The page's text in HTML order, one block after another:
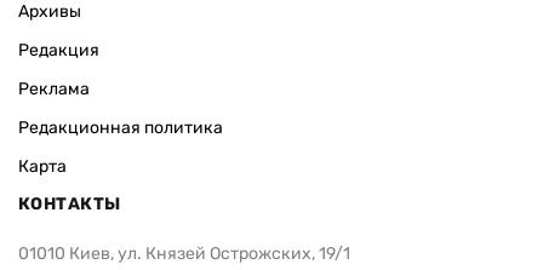
Архивы
Редакция
Реклама
Редакционная политика
Карта
КОНТАКТЫ
01010 Киев, ул. Князей Острожских, 19/1